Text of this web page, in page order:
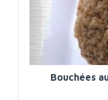
Bouchées